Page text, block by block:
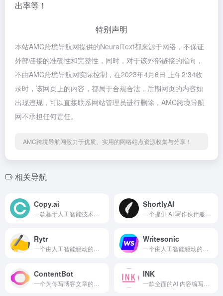
出率等！
特别声明
本站AMC跨境导航网提供的NeuralText都来源于网络，不保证
外部链接的准确性和完整性，同时，对于该外部链接的指向，
不由AMC跨境导航网实际控制，在2023年4月6日 上午2:34收
录时，该网页上的内容，都属于合规合法，后期网页的内容如
出现违规，可以直接联系网站管理员进行删除，AMC跨境导航
网不承担任何责任。
AMC跨境导航网致力于优质、实用的网络站点资源收集与分享！
相关导航
Copy.ai ShortlyAI
Rytr Writesonic
ContentBot INK